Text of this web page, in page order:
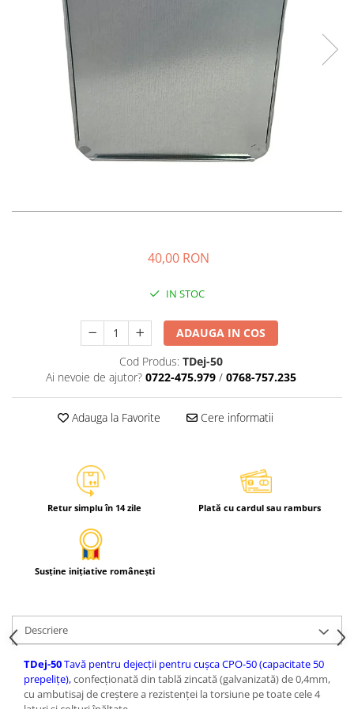
Oi şi capre
40,00 RON
IN STOC
ADAUGA IN COS
Cod Produs: TDej-50
Ai nevoie de ajutor? 0722-475.979 / 0768-757.235
Adauga la Favorite Cere informatii
Retur simplu în 14 zile Plată cu cardul sau ramburs
Susține inițiative românești
Descriere
TDej-50Tavă pentru dejecţii pentru cuşca CPO-50 (capacitate 50
prepeliţe),confecţionată din tablă zincată (galvanizată) de 0,4mm,
cu ambutisaj de creştere a rezistenţei la torsiune pe toate cele 4